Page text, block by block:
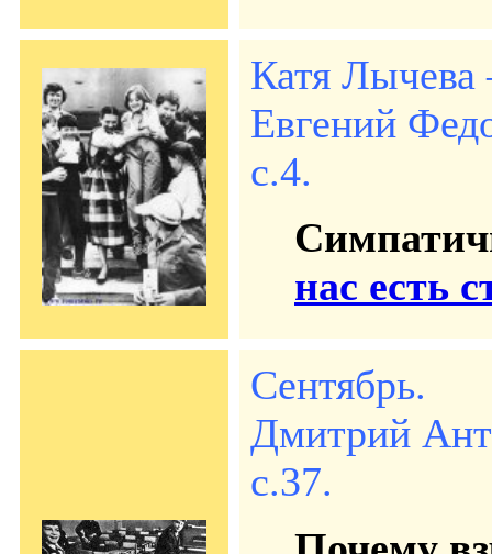
Катя
Евгений
с.4.
нас есть
Сентябрь.
Дмитрий
с.37.